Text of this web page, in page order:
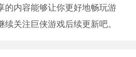
的内容能够让你更好地畅玩游
关注巨侠游戏后续更新吧。